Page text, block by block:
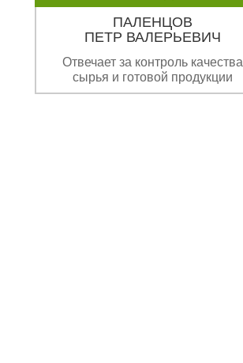
ПАЛЕНЦОВ
ПЕТР ВАЛЕРЬЕВИЧ
Отвечает за контроль качества
сырья и готовой продукции